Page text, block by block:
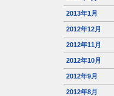
2013年1月
2012年12月
2012年11月
2012年10月
2012年9月
2012年8月